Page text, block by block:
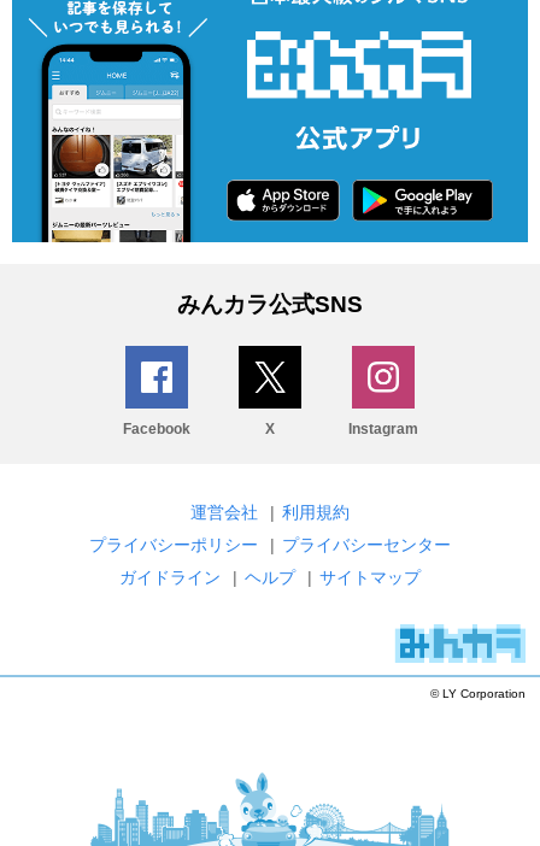
みんカラ公式SNS
Facebook X Instagram
運営会社 | 利用規約
プライバシーポリシー
| プライバシーセンター
ガイドライン
| ヘルプ | サイトマップ
© LY Corporation